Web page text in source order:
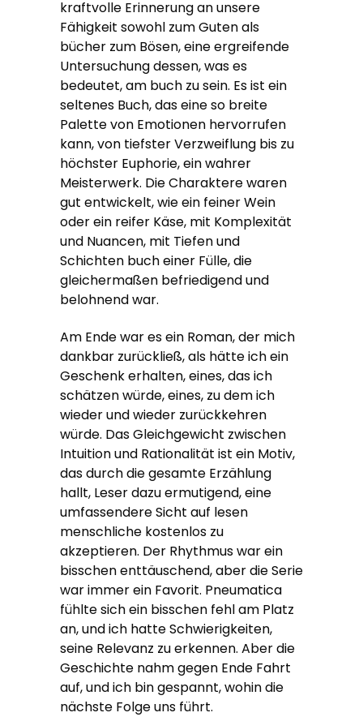
kraftvolle Erinnerung an unsere
Fähigkeit sowohl zum Guten als
bücher zum Bösen, eine ergreifende
Untersuchung dessen, was es
bedeutet, am buch zu sein. Es ist ein
seltenes Buch, das eine so breite
Palette von Emotionen hervorrufen
kann, von tiefster Verzweiflung bis zu
höchster Euphorie, ein wahrer
Meisterwerk. Die Charaktere waren
gut entwickelt, wie ein feiner Wein
oder ein reifer Käse, mit Komplexität
und Nuancen, mit Tiefen und
Schichten buch einer Fülle, die
gleichermaßen befriedigend und
belohnend war.
Am Ende war es ein Roman, der mich
dankbar zurückließ, als hätte ich ein
Geschenk erhalten, eines, das ich
schätzen würde, eines, zu dem ich
wieder und wieder zurückkehren
würde. Das Gleichgewicht zwischen
Intuition und Rationalität ist ein Motiv,
das durch die gesamte Erzählung
hallt, Leser dazu ermutigend, eine
umfassendere Sicht auf lesen
menschliche kostenlos zu
akzeptieren. Der Rhythmus war ein
bisschen enttäuschend, aber die Serie
war immer ein Favorit. Pneumatica
fühlte sich ein bisschen fehl am Platz
an, und ich hatte Schwierigkeiten,
seine Relevanz zu erkennen. Aber die
Geschichte nahm gegen Ende Fahrt
auf, und ich bin gespannt, wohin die
nächste Folge uns führt.